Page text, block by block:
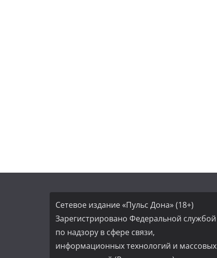
Сетевое издание «Пульс Дона» (18+)
Зарегистрировано Федеральной службой
по надзору в сфере связи,
информационных технологий и массовых